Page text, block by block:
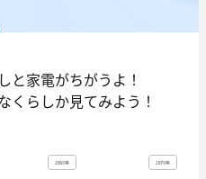
と家電がちがうよ！
くらしか見てみよう！